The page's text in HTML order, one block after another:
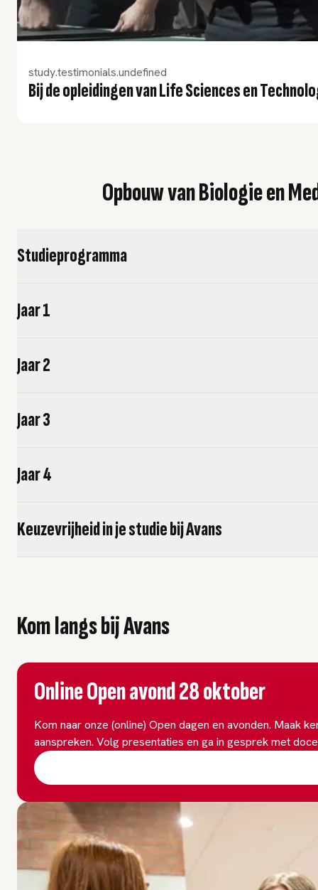
study.testimonials.undefined
Bij de opleidingen van Life Sciences en
Opbouw van Biologie en
Studieprogramma
Jaar 1
Jaar 2
Jaar 3
Jaar 4
Keuzevrijheid in je studie bij Avans
Kom langs bij Avans
Online Open avond 28 oktober
Kom naar onze (online) Open dagen en avonden. Maak
aanspreken. Volg presentaties en ga in gesprek met